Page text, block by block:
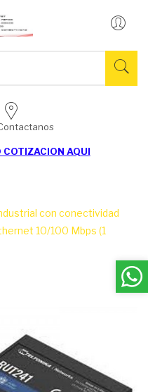
COTIZACION AQUI
con conectividad
10/100 Mbps (1